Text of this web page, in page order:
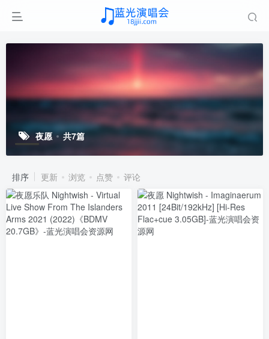
夜愿 共7篇
排序 更新 浏览 点赞 评论